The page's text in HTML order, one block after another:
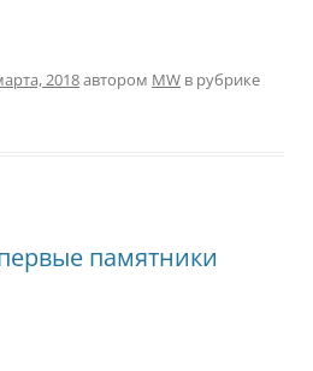
2018автором MW в рубрике
памятники